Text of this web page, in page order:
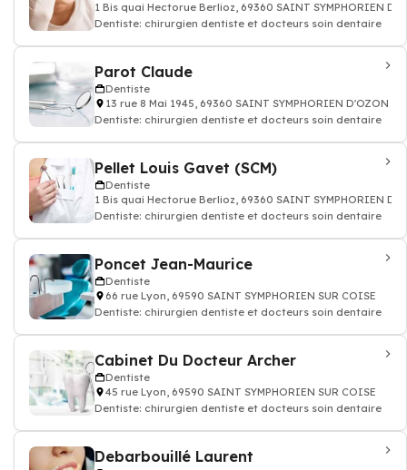
1 Bis quai Hectorue Berlioz, 69360 SAINT SYMPHORIEN
Dentiste: chirurgien dentiste et docteurs soin dentaire
Parot Claude
Dentiste
13 rue 8 Mai 1945, 69360 SAINT SYMPHORIEN D'OZON
Dentiste: chirurgien dentiste et docteurs soin dentaire
Pellet Louis Gavet (SCM)
Dentiste
1 Bis quai Hectorue Berlioz, 69360 SAINT SYMPHORIEN
Dentiste: chirurgien dentiste et docteurs soin dentaire
Poncet Jean-Maurice
Dentiste
66 rue Lyon, 69590 SAINT SYMPHORIEN SUR COISE
Dentiste: chirurgien dentiste et docteurs soin dentaire
Cabinet Du Docteur Archer
Dentiste
45 rue Lyon, 69590 SAINT SYMPHORIEN SUR COISE
Dentiste: chirurgien dentiste et docteurs soin dentaire
Debarbouillé Laurent